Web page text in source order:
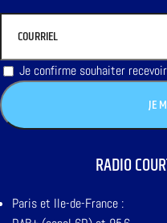
Je confirme souhaiter
RADIO
Paris et Ile-de-France :